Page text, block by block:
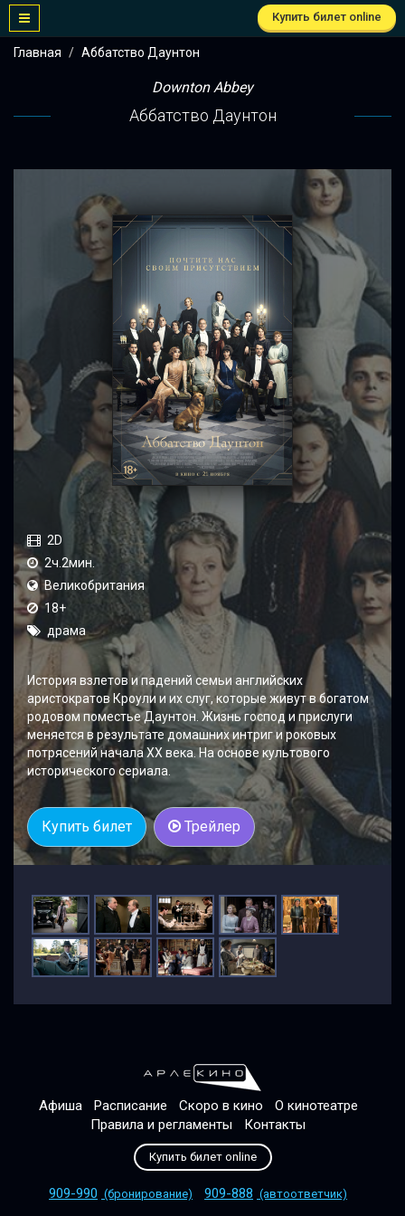
Купить билет online
Главная Аббатство Даунтон
Downton Abbey
Аббатство Даунтон
2D
2ч.2мин.
Великобритания
18+
драма
История взлетов и падений семьи английских
аристократов Кроули и их слуг, которые живут в богатом
родовом поместье Даунтон. Жизнь господ и прислуги
меняется в результате домашних интриг и роковых
потрясений начала ХХ века. На основе культового
исторического сериала.
Купить билет Трейлер
Афиша Расписание Скоро в кино
О кинотеатре
Правила и регламенты
Контакты
Купить билет online
909-990 (бронирование) 909-888 (автоответчик)